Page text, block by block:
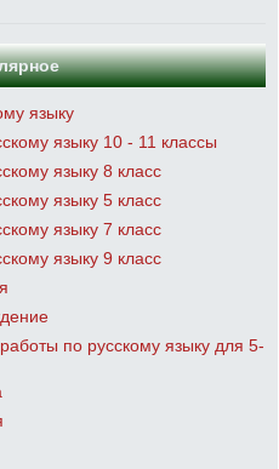
языку
языку 10 - 11 классы
языку 8 класс
языку 5 класс
языку 7 класс
языку 9 класс
по русскому языку для 5-